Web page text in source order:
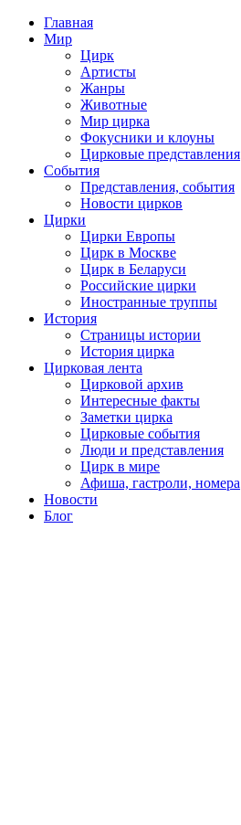
Главная
Мир
Цирк
Артисты
Жанры
Животные
Мир цирка
Фокусники и клоуны
Цирковые представления
События
Представления, события
Новости цирков
Цирки
Цирки Европы
Цирк в Москве
Цирк в Беларуси
Российские цирки
Иностранные труппы
История
Страницы истории
История цирка
Цирковая лента
Цирковой архив
Интересные факты
Заметки цирка
Цирковые события
Люди и представления
Цирк в мире
Афиша, гастроли, номера
Новости
Блог